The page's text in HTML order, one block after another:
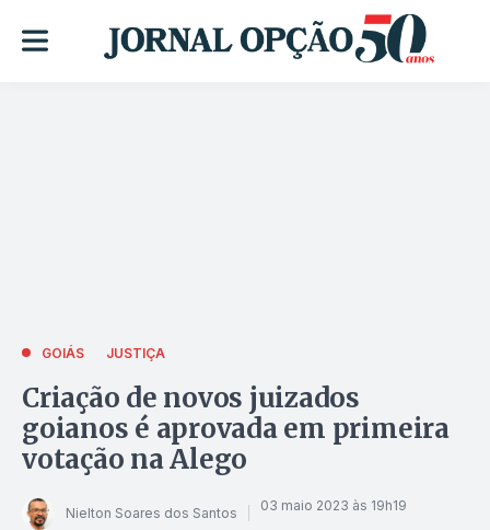
GOIÁS JUSTIÇA
Criação de novos juizados
goianos é aprovada em primeira
votação na Alego
Nielton Soares dos Santos 03 maio 2023 às 19h19